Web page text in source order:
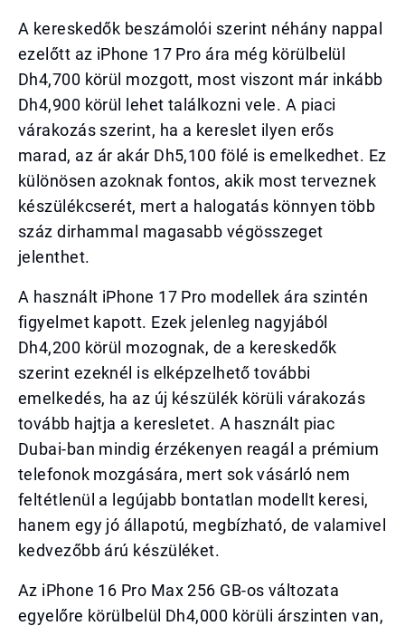
A kereskedők beszámolói szerint néhány nappal
ezelőtt az iPhone 17 Pro ára még körülbelül
Dh4,700 körül mozgott, most viszont már inkább
Dh4,900 körül lehet találkozni vele. A piaci
várakozás szerint, ha a kereslet ilyen erős
marad, az ár akár Dh5,100 fölé is emelkedhet. Ez
különösen azoknak fontos, akik most terveznek
készülékcserét, mert a halogatás könnyen több
száz dirhammal magasabb végösszeget
jelenthet.
A használt iPhone 17 Pro modellek ára szintén
figyelmet kapott. Ezek jelenleg nagyjából
Dh4,200 körül mozognak, de a kereskedők
szerint ezeknél is elképzelhető további
emelkedés, ha az új készülék körüli várakozás
tovább hajtja a keresletet. A használt piac
Dubai-ban mindig érzékenyen reagál a prémium
telefonok mozgására, mert sok vásárló nem
feltétlenül a legújabb bontatlan modellt keresi,
hanem egy jó állapotú, megbízható, de valamivel
kedvezőbb árú készüléket.
Az iPhone 16 Pro Max 256 GB-os változata
egyelőre körülbelül Dh4,000 körüli árszinten van,